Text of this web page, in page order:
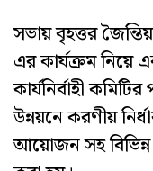
সভায় বৃহত্তর
এর কার্যক্রম নিয়ে
কার্যনির্বাহী
উন্নয়নে করণীয়
আয়োজন সহ